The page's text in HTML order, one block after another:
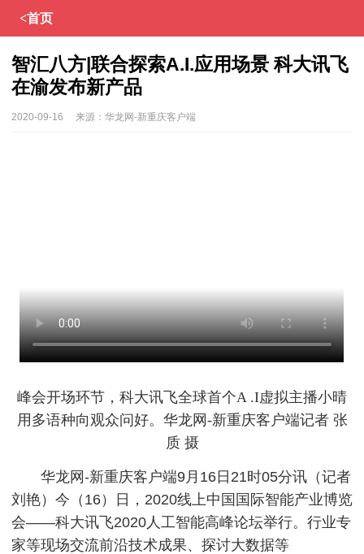
<首页
智汇八方|联合探索A.I.应用场景 科大讯飞
在渝发布新产品
来源： 华龙网-新重庆客户端
2020-09-16
峰会开场环节，科大讯飞全球首个A .I虚拟主播小晴
用多语种向观众问好。华龙网-新重庆客户端记者 张
质 摄
华龙网-新重庆客户端9月16日21时05分讯（记者
刘艳）今（16）日，2020线上中国国际智能产业博览
会——科大讯飞2020人工智能高峰论坛举行。行业专
家等现场交流前沿技术成果、探讨大数据等